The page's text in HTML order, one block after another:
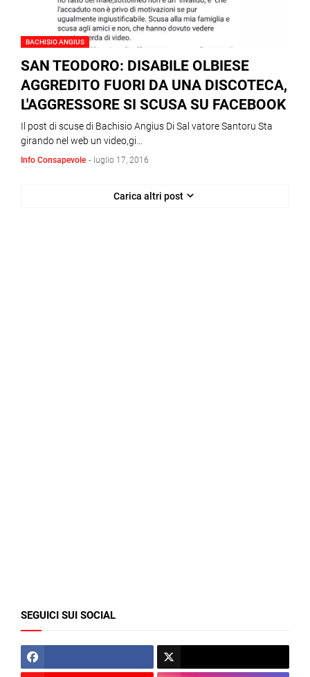
BACHISIO ANGIUS
SAN TEODORO: DISABILE OLBIESE
AGGREDITO FUORI DA UNA DISCOTECA,
L'AGGRESSORE SI SCUSA SU FACEBOOK
Il post di scuse di Bachisio Angius Di Sal vatore Santoru Sta
girando nel web un video,gi…
Info Consapevole - luglio 17, 2016
Carica altri post
SEGUICI SUI SOCIAL